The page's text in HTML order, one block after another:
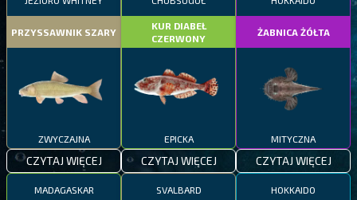
PRZYSSAWNIK SZARY
ZWYCZAJNA
CZYTAJ WIĘCEJ
KUR DIABEŁ
CZERWONY
EPICKA
CZYTAJ WIĘCEJ
ŻABNICA ŻÓŁTA
MITYCZNA
CZYTAJ WIĘCEJ
MADAGASKAR SVALBARD HOKKAIDO